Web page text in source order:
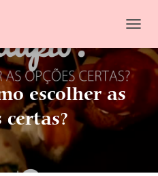
O
G
escolher as
certas?